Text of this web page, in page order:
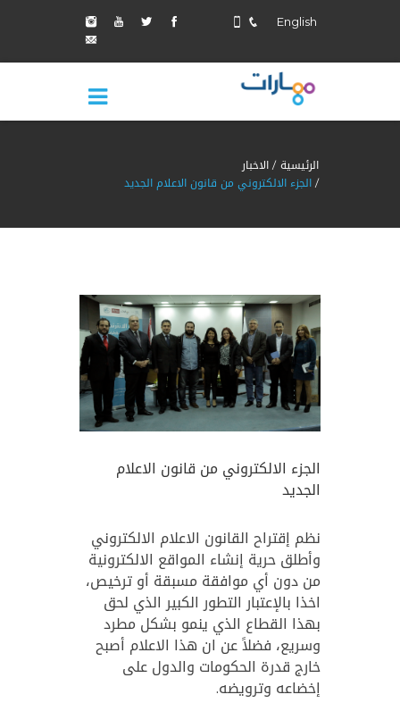
English
الرئيسية الاخبار
الجزء الالكتروني من قانون الاعلام الجديد
الجزء الالكتروني من قانون الاعلام
الجديد
نظم إقتراح القانون الاعلام الالكتروني
وأطلق حرية إنشاء المواقع الالكترونية
من دون أي موافقة مسبقة أو ترخيص،
اخذا بالإعتبار التطور الكبير الذي لحق
بهذا القطاع الذي ينمو بشكل مطرد
وسريع، فضلاً عن ان هذا الاعلام أصبح
خارج قدرة الحكومات والدول على
إخضاعه وترويضه.